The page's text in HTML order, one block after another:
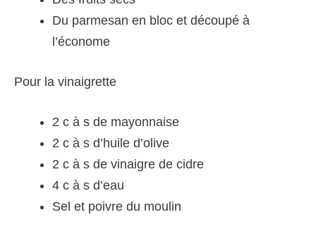
Du parmesan en bloc et découpé à
l’économe
Pour la vinaigrette
2 c à s de mayonnaise
2 c à s d’huile d’olive
2 c à s de vinaigre de cidre
4 c à s d’eau
Sel et poivre du moulin